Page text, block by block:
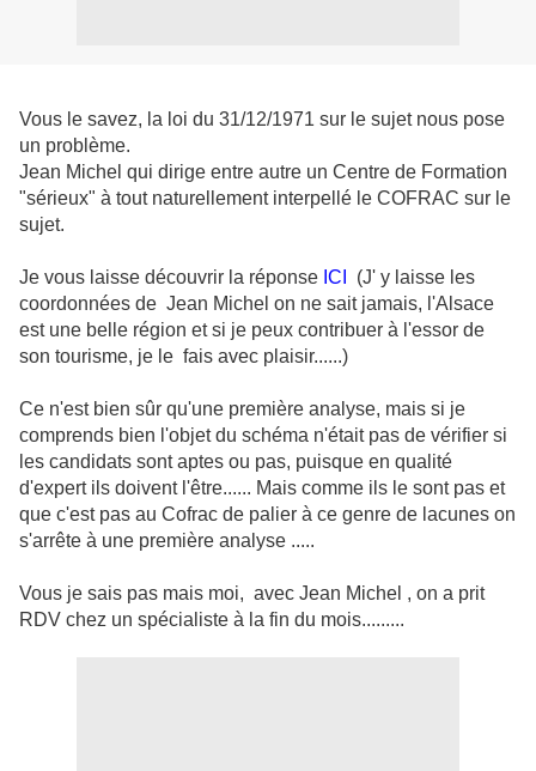
Vous le savez, la loi du 31/12/1971 sur le sujet nous pose
un problème.
Jean Michel qui dirige entre autre un Centre de Formation
"sérieux" à tout naturellement interpellé le COFRAC sur le
sujet.
Je vous laisse découvrir la réponse ICI
(J' y laisse les
coordonnées de Jean Michel on ne sait jamais, l'Alsace
est une belle région et si je peux contribuer à l'essor de
son tourisme, je le fais avec plaisir......)
Ce n'est bien sûr qu'une première analyse, mais si je
comprends bien l'objet du schéma n'était pas de vérifier si
les candidats sont aptes ou pas, puisque en qualité
d'expert ils doivent l'être...... Mais comme ils le sont pas et
que c'est pas au Cofrac de palier à ce genre de lacunes on
s'arrête à une première analyse .....
Vous je sais pas mais moi, avec Jean Michel , on a prit
RDV chez un spécialiste à la fin du mois.........